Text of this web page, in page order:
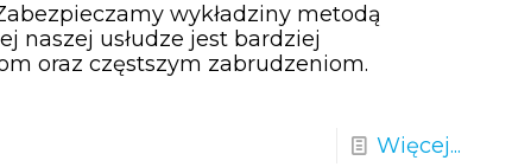
wykładziny metodą
naszej usłudze jest bardziej
oraz częstszym zabrudzeniom.
Więcej...